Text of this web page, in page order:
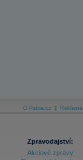
O Patria.cz Reklama
Zpravodajství:
Akciové zprávy